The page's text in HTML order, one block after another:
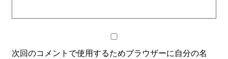
次回のコメントで使用するためブラウザーに自分の名